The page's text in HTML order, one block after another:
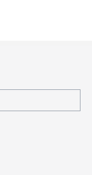
动递增